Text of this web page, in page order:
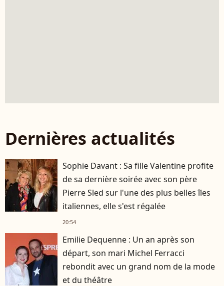
Dernières actualités
Sophie Davant : Sa fille Valentine profite
de sa dernière soirée avec son père
Pierre Sled sur l'une des plus belles îles
italiennes, elle s'est régalée
20:54
Emilie Dequenne : Un an après son
départ, son mari Michel Ferracci
rebondit avec un grand nom de la mode
et du théâtre